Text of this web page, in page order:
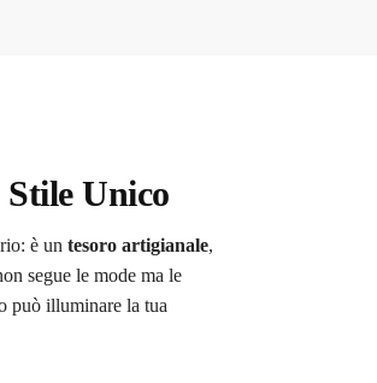
Unico
è un tesoro artigianale,
segue le mode ma le
può illuminare la tua